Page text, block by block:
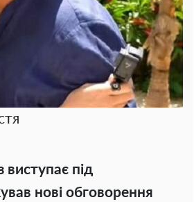
виступає під
нові обговорення